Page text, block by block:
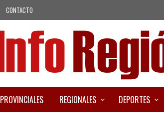
CONTACTO
PROVINCIALES REGIONALES DEPORTES